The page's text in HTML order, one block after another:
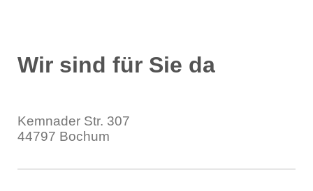
Wir sind für Sie da
Kemnader Str. 307
44797 Bochum